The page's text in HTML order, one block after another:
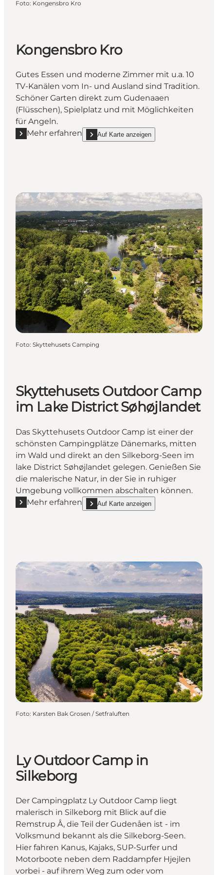
Foto: Kongensbro Kro
Kongensbro Kro
Gutes Essen und moderne Zimmer mit u.a. 10
TV-Kanälen vom In- und Ausland sind Tradition.
Schöner Garten direkt zum Gudenaaen
(Flüsschen), Spielplatz und mit Möglichkeiten
für Angeln.
Mehr erfahren
Mehr erfahren "Kongensbro Kro"
Auf Karte anzeigen
show Kongensbro Kro on_map
Foto: Skyttehusets Camping
Skyttehusets Outdoor Camp
im Lake District Søhøjlandet
Das Skyttehusets Outdoor Camp ist einer der
schönsten Campingplätze Dänemarks, mitten
im Wald und direkt an den Silkeborg-Seen im
lake District Søhøjlandet gelegen. Genießen Sie
die malerische Natur, in der Sie in ruhiger
Umgebung vollkommen abschalten können.
Mehr erfahren
Mehr erfahren "Skyttehusets Outdoor Camp im
Auf Karte anzeigen
show Skyttehusets Outdoor Camp im Lake
Foto: Karsten Bak Grosen / Setfraluften
Ly Outdoor Camp in
Silkeborg
Der Campingplatz Ly Outdoor Camp liegt
malerisch in Silkeborg mit Blick auf die
Remstrup Å, die Teil der Gudenåen ist - im
Volksmund bekannt als die Silkeborg-Seen.
Hier fahren Kanus, Kajaks, SUP-Surfer und
Motorboote neben dem Raddampfer Hjejlen
vorbei - auf ihrem Weg zum oder vom